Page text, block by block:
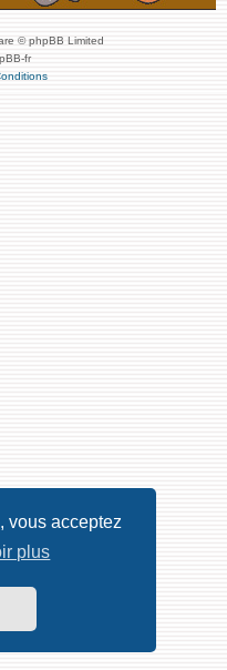
vous acceptez
plus
© phpBB Limited
fr